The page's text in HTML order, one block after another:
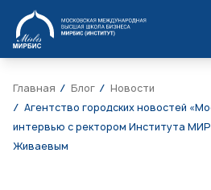
МИРБИС
Главная Блог
Новости
Агентство городских новостей
интервью с ректором Института
Живаевым